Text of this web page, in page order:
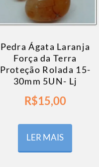
Pedra Ágata Laranja
Força da Terra
Proteção Rolada 15-
30mm 5UN- Lj
R$15,00
LER MAIS